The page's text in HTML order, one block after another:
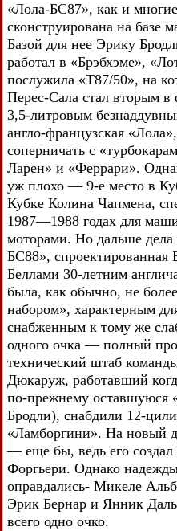
«Лола-БС87», как и
сконструирована на
Базой для нее Эрику
работал в «Брэбхэме»,
послужила «Т87/50», на
Перес-Сала стал вторым
3,5-литровым
англо-французская
соперничать с
Ларен» и «Феррари».
уж плохо — 9-е место в
Кубке Колина Чапмена,
1987—1988 годах для
моторами. Но дальше
БС88»,
Беллами 30-летним
была, как обычно, не
набором», характерным
снабженным к тому же
одного очка — полный
технический штаб
Дюкаруж, работавший
по-прежнему оставшуюся
Бродли), снабдили 12-
«Ламборгини». На новый
— еще бы, ведь его
Форгьери. Однако
оправдались- Микеле
Эрик Бернар и Янник
всего одно очко.